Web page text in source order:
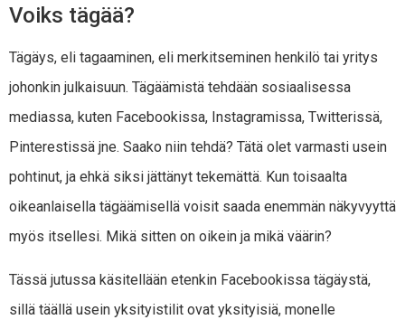
Voiks tägää?
Tägäys, eli tagaaminen, eli merkitseminen henkilö tai yritys
johonkin julkaisuun. Tägäämistä tehdään sosiaalisessa
mediassa, kuten Facebookissa, Instagramissa, Twitterissä,
Pinterestissä jne. Saako niin tehdä? Tätä olet varmasti usein
pohtinut, ja ehkä siksi jättänyt tekemättä. Kun toisaalta
oikeanlaisella tägäämisellä voisit saada enemmän näkyvyyttä
myös itsellesi. Mikä sitten on oikein ja mikä väärin?
Tässä jutussa käsitellään etenkin Facebookissa tägäystä,
sillä täällä usein yksityistilit ovat yksityisiä, monelle